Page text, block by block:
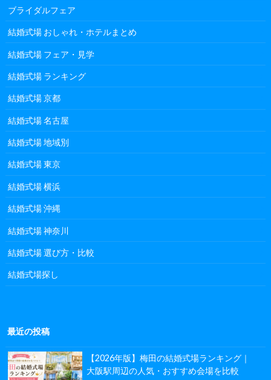
ブライダルフェア
結婚式場 おしゃれ・ホテルまとめ
結婚式場 フェア・見学
結婚式場 ランキング
結婚式場 京都
結婚式場 名古屋
結婚式場 地域別
結婚式場 東京
結婚式場 横浜
結婚式場 沖縄
結婚式場 神奈川
結婚式場 選び方・比較
結婚式場探し
最近の投稿
【2026年版】梅田の結婚式場ランキング｜
大阪駅周辺の人気・おすすめ会場を比較